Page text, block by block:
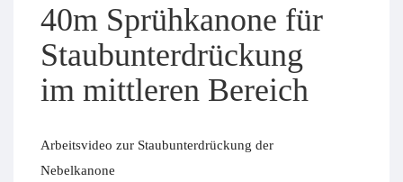
40m Sprühkanone für
Staubunterdrückung
im mittleren Bereich
Arbeitsvideo zur Staubunterdrückung der
Nebelkanone